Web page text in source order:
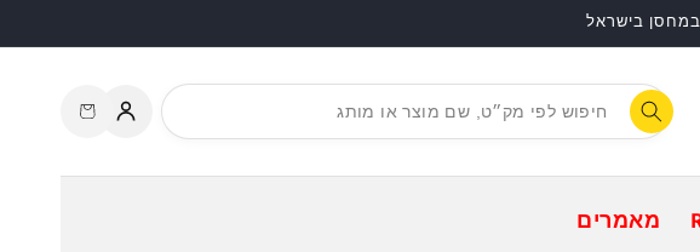
במחסן בישראל
מאמרים
התחברות
התחברות
קניות